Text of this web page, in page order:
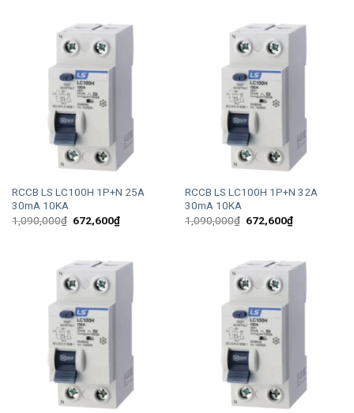
851,500₫.
672,600₫.
RCCB LS LC100H 1P+N 25A
30mA 10KA
1,090,000₫ Giá
672,600₫Giá
hiện
672,600₫.
RCCB LS LC100H 1P+N 32A
30mA 10KA
1,090,000₫ Giá
672,600₫Giá
hiện
672,600₫.